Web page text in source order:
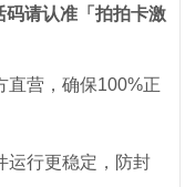
码请认准「拍拍卡激
直营，确保100%正
运行更稳定，防封